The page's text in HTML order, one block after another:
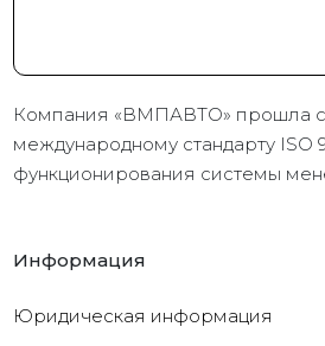
Компания «ВМПАВТО» прошла
международному стандарту ISO
функционирования системы
Информация
Юридическая информация